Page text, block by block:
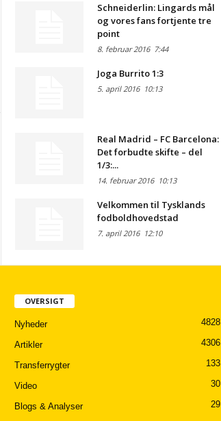
Schneiderlin: Lingards mål
og vores fans fortjente tre
point
8. februar 20167:44
Joga Burrito 1:3
5. april 201610:13
Real Madrid – FC Barcelona:
Det forbudte skifte – del
1/3:...
14. februar 201610:13
Velkommen til Tysklands
fodboldhovedstad
7. april 201612:10
OVERSIGT
Nyheder 4828
Artikler 4306
Transferrygter 133
Video 30
Blogs & Analyser
29